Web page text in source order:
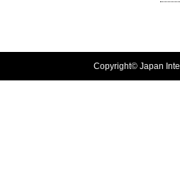
Copyright© Japan